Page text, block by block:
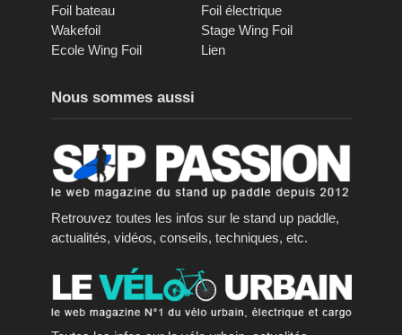
Foil bateau
Foil électrique
Wakefoil
Stage Wing Foil
Ecole Wing Foil
Lien
Nous sommes aussi
Retrouvez toutes les infos sur le stand up paddle,
actualités, vidéos, conseils, techniques, etc.